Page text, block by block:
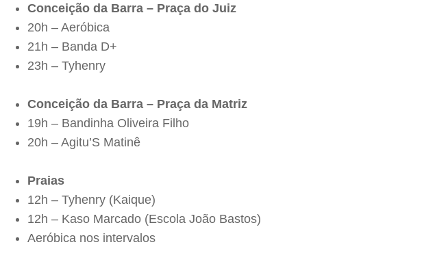
Conceição da Barra – Praça do Juiz
20h – Aeróbica
21h – Banda D+
23h – Tyhenry
Conceição da Barra – Praça da Matriz
19h – Bandinha Oliveira Filho
20h – Agitu’S Matinê
Praias
12h – Tyhenry (Kaique)
12h – Kaso Marcado (Escola João Bastos)
Aeróbica nos intervalos